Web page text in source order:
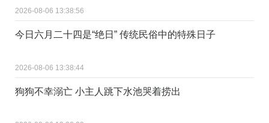
2026-08-06 13:38:56
今日六月二十四是“绝日” 传统民俗中的特殊日子
2026-08-06 13:38:44
狗狗不幸溺亡 小主人跳下水池哭着捞出